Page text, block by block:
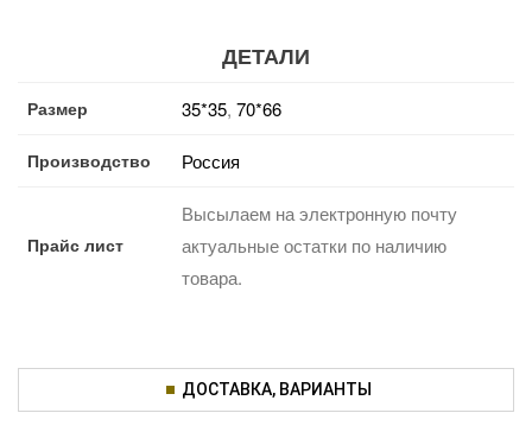
ДЕТАЛИ
Размер 35*35, 70*66
Производство Россия
Прайс лист
Высылаем на электронную почту
актуальные остатки по наличию
товара.
ДОСТАВКА, ВАРИАНТЫ